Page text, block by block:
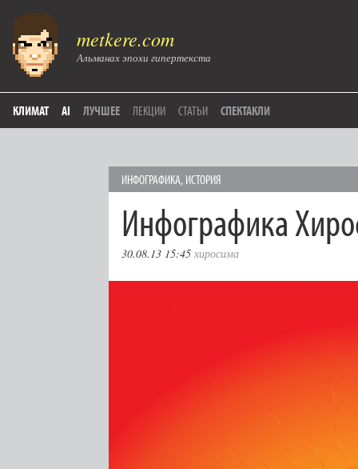
metkere.com
Альманах эпохи гипертекста
КЛИМАТ AI ЛУЧШЕЕ ЛЕКЦИИ СТАТЬИ СПЕКТАКЛИ
ИНФОГРАФИКА, ИСТОРИЯ
Инфографика
30.08.13 15:45 хиросима